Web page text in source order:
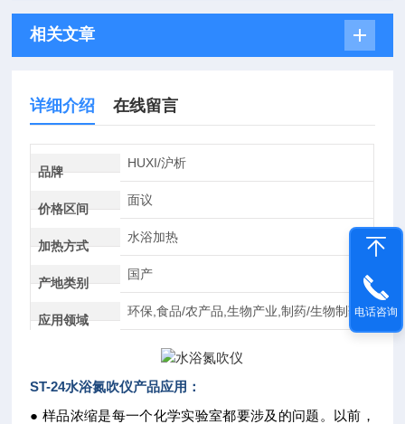
相关文章
详细介绍 在线留言
品牌
HUXI/沪析
价格区间
面议
加热方式
水浴加热
产地类别
国产
应用领域
环保,食品/农产品,生物产业,制药/生物制药
ST-24水浴氮吹仪产品应用：
● 样品浓缩是每一个化学实验室都要涉及的问题。以前，
电话咨询